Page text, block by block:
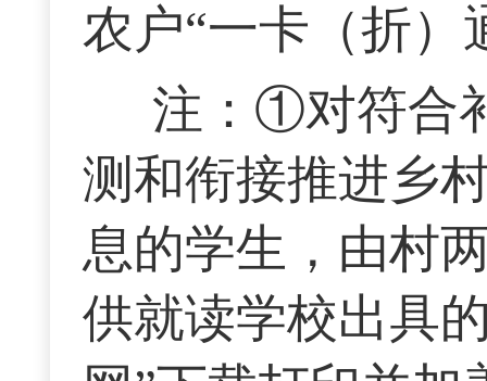
农户“一卡（折）
注：①对符合
测和衔接推进乡
息的学生，由村
供就读学校出具